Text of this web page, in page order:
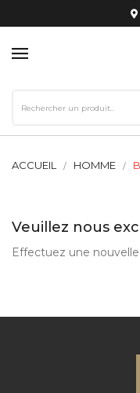
ACCUEIL HOMME
Veuillez nous
Effectuez une